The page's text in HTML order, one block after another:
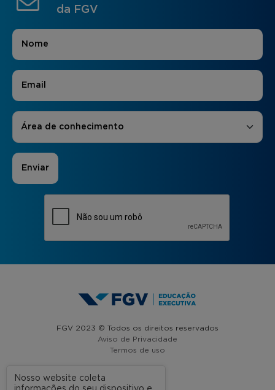
da FGV
Nome
E-mail
Áreas de Interesse
Área de conhecimento
FGV 2023 © Todos os direitos reservados
Aviso de Privacidade
Termos de uso
Nosso website coleta